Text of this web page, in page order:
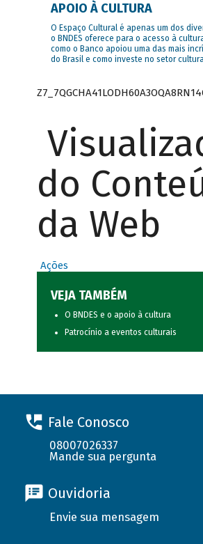
APOIO À CULTURA
O Espaço Cultural é apenas um dos
o BNDES oferece para o acesso à
como o Banco apoiou uma das mais
do Brasil e como investe no setor
do
da Web
Ações
VEJA TAMBÉM
O BNDES e o apoio à cultura
Patrocínio a eventos culturais
Fale Conosco
08007026337
Mande sua pergunta
Ouvidoria
Envie sua mensagem